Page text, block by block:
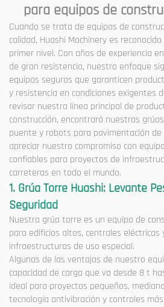
para equipos de
Cuando se trata de equipos de
calidad, Huashi Machinery es
primer nivel. Con años de experiencia
de gran resistencia, nuestro enfoque
equipos seguros que garanticen
y resistencia en condiciones exigentes
revisar nuestra línea principal de
construcción, encontrará nuestras
puente y robots para pavimentación de
apreciar nuestro compromiso con
confiables para proyectos de
carreteras en todo el mundo.
1. Grúa Torre Huashi: Levante
Seguridad
Nuestra grúa torre es un equipo de
para edificios altos, centrales eléctricas
infraestructuras de uso especial.
Algunas de las ventajas de nuestro
capacidad de carga que va desde 8 t
ideal para proyectos pequeños,
tecnología antivibración y controles